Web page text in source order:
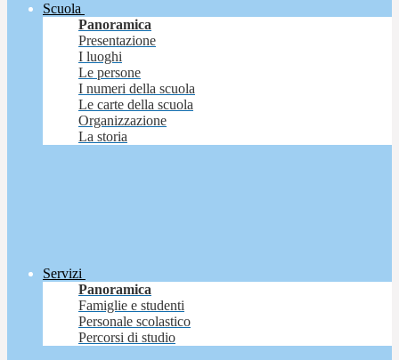
Scuola
Panoramica
Presentazione
I luoghi
Le persone
I numeri della scuola
Le carte della scuola
Organizzazione
La storia
Servizi
Panoramica
Famiglie e studenti
Personale scolastico
Percorsi di studio